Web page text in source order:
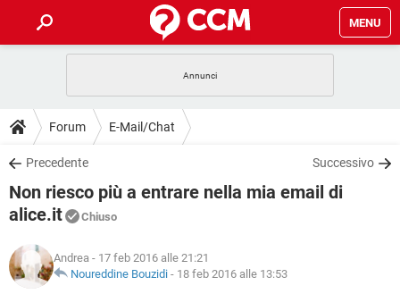
MENU
INTRATTENIMENTO
iOS
INSTAGRAM WHATSAPP
TIKTOK
HARDWARE
GUIDE
COVID-19
iOS
TIKTOK FACEBOOK
DOWNLOAD
COVID-19 GAMING
INTRATTENIMENTO
iOS
INSTAGRAM
FORUM
INTRATTENIMENTO ANDROID
GLOSSARIO
COVID-19
Forum E-Mail/Chat
Precedente Successivo
Non riesco più a entrare nella mia email di
alice.it
Chiuso
Andrea - 17 feb 2016 alle 21:21
Noureddine Bouzidi - 18 feb 2016 alle 13:53